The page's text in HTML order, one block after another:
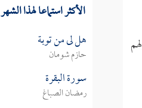
الأكثر استماعا لهذا الشهر
هل لى من توبة
حازم شومان
سورة البقرة
رمضان الصباغ